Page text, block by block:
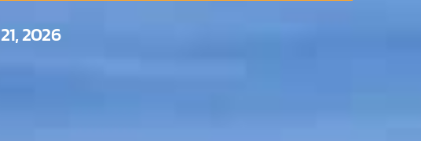
2026